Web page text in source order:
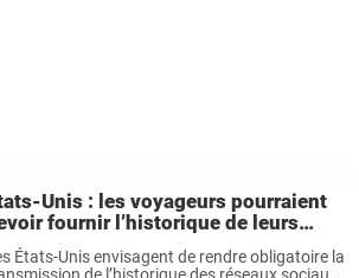
Unis : les voyageurs pourraient
fournir l’historique de leurs
sociaux
États-Unis envisagent de rendre obligatoire la